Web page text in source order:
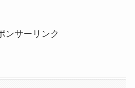
ンサーリンク